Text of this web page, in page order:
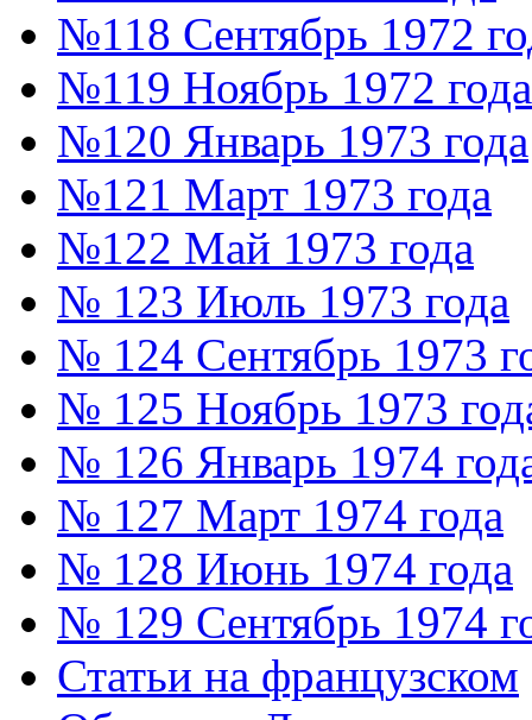
№118 Сентябрь 1972
№119 Ноябрь 1972 года
№120 Январь 1973 года
№121 Март 1973 года
№122 Май 1973 года
№ 123 Июль 1973 года
№ 124 Сентябрь 1973
№ 125 Ноябрь 1973
№ 126 Январь 1974
№ 127 Март 1974 года
№ 128 Июнь 1974 года
№ 129 Сентябрь 1974
Статьи на французском